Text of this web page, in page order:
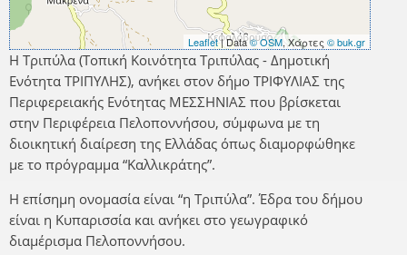
Leaflet| Data© OSM, Χάρτες © buk.gr
Η Τριπύλα (Τοπική Κοινότητα Τριπύλας - Δημοτική
Ενότητα ΤΡΙΠΥΛΗΣ), ανήκει στον δήμο ΤΡΙΦΥΛΙΑΣ της
Περιφερειακής Ενότητας ΜΕΣΣΗΝΙΑΣ που βρίσκεται
στην Περιφέρεια Πελοποννήσου, σύμφωνα με τη
διοικητική διαίρεση της Ελλάδας όπως διαμορφώθηκε
με το πρόγραμμα “Καλλικράτης”.
Η επίσημη ονομασία είναι “η Τριπύλα”. Έδρα του δήμου
είναι η Κυπαρισσία και ανήκει στο γεωγραφικό
διαμέρισμα Πελοποννήσου.